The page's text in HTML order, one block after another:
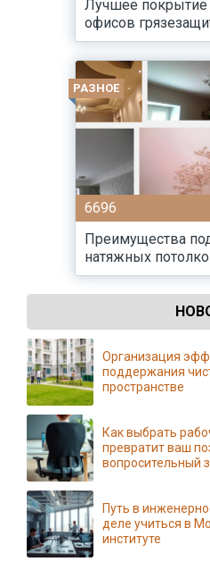
Лучшее
офисов
РАЗНОЕ
6696
Преимущества
натяжных
Организация
поддержания
пространстве
Как выбрать
превратит ваш
вопросительный
Путь в
деле учиться в
институте